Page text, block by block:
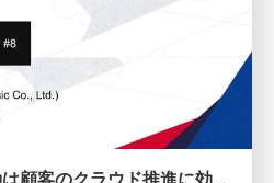
AWSコミュニティ活動は顧客のクラウド推進に効くのか / Do AWS community activities help customers adopt the cloud?